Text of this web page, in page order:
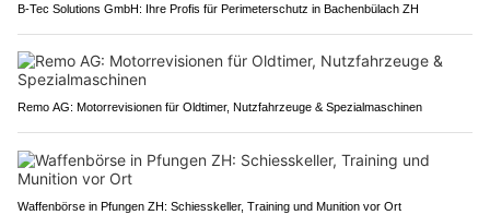
B-Tec Solutions GmbH: Ihre Profis für Perimeterschutz in Bachenbülach ZH
Remo AG: Motorrevisionen für Oldtimer, Nutzfahrzeuge & Spezialmaschinen
Waffenbörse in Pfungen ZH: Schiesskeller, Training und Munition vor Ort